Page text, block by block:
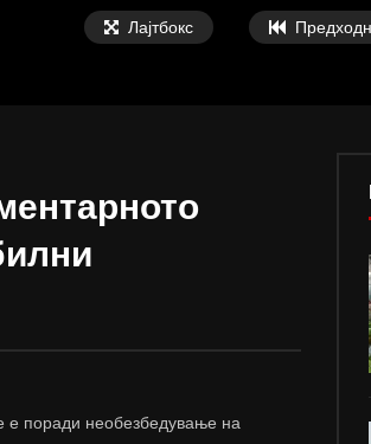
Лајтбокс
Тодоров: Компромис не е дали постои
е поради необезбедување на